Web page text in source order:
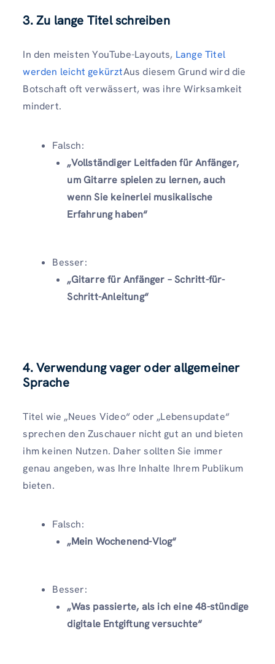
3. Zu lange Titel schreiben
In den meisten YouTube-Layouts, Lange Titel
werden leicht gekürztAus diesem Grund wird die
Botschaft oft verwässert, was ihre Wirksamkeit
mindert.
Falsch:
„Vollständiger Leitfaden für Anfänger,
um Gitarre spielen zu lernen, auch
wenn Sie keinerlei musikalische
Erfahrung haben“
Besser:
„Gitarre für Anfänger – Schritt-für-
Schritt-Anleitung“
4. Verwendung vager oder allgemeiner
Sprache
Titel wie „Neues Video“ oder „Lebensupdate“
sprechen den Zuschauer nicht gut an und bieten
ihm keinen Nutzen. Daher sollten Sie immer
genau angeben, was Ihre Inhalte Ihrem Publikum
bieten.
Falsch:
„Mein Wochenend-Vlog“
Besser:
„Was passierte, als ich eine 48-stündige
digitale Entgiftung versuchte“